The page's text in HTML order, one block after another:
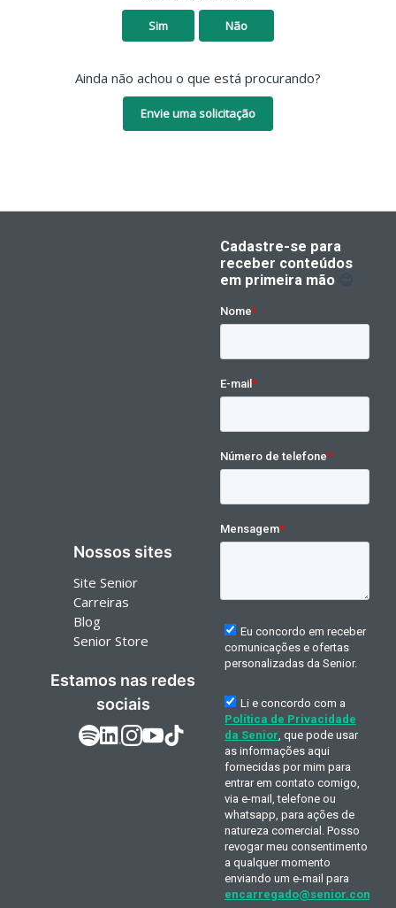
Sim Não
Ainda não achou o que está procurando?
Envie uma solicitação
Nossos sites
Site Senior
Carreiras
Blog
Senior Store
Estamos nas redes
sociais